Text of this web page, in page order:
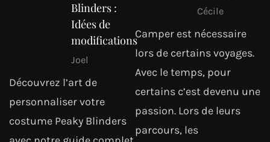
Blinders :
Idées de
modifications
Joel
Découvrez l’art de
personnaliser votre
costume Peaky Blinders
Cécile
Camper est nécessaire
lors de certains voyages.
Avec le temps, pour
certains c’est devenu une
passion. Lors de leurs
parcours, les